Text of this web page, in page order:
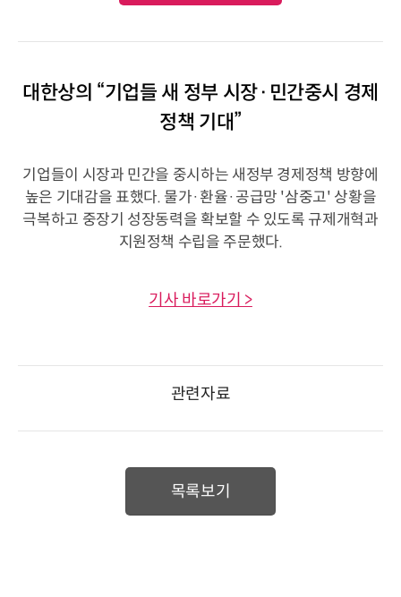
대한상의 “기업들 새 정부 시장·민간중시 경제
정책 기대”
기업들이 시장과 민간을 중시하는 새정부 경제정책 방향에
높은 기대감을 표했다. 물가·환율·공급망 '삼중고' 상황을
극복하고 중장기 성장동력을 확보할 수 있도록 규제개혁과
지원정책 수립을 주문했다.
기사 바로가기 >
관련자료
목록보기